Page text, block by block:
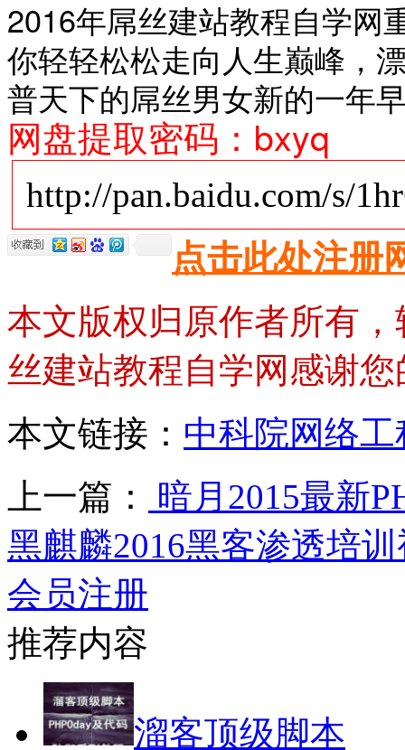
2016年屌丝建站教程自学网
你轻轻松松走向人生巅峰，
普天下的屌丝男女新的一年
网盘提取密码：bxyq
http://pan.baidu.com/s/
点击此处注册
本文版权归原作者所有
丝建站教程自学网感谢
本文链接： 中科院网络
上一篇：
暗月2015最新
黑麒麟2016黑客渗透培
会员注册
推荐内容
溜客顶级脚本